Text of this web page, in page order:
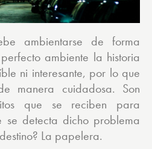
ambientarse de forma
ambiente la historia
ni interesante, por lo que
manera cuidadosa. Son
que se reciben para
se detecta dicho problema
La papelera.